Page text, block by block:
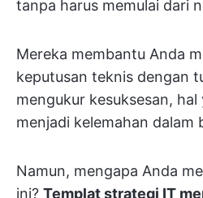
tanpa harus memulai dari
Mereka membantu Anda
keputusan teknis dengan
mengukur kesuksesan,
menjadi kelemahan dalam
Namun, mengapa Anda
ini? Templat strategi IT